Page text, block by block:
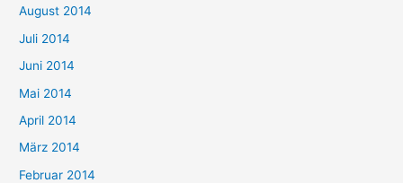
August 2014
Juli 2014
Juni 2014
Mai 2014
April 2014
März 2014
Februar 2014